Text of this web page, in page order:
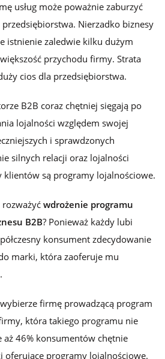
usług może poważnie zaburzyć
Nierzadko biznesy
istnienie zaledwie kilku dużym
przychodu firmy. Strata
cios dla przedsiębiorstwa.
B2B coraz chętniej sięgają po
lojalności względem swojej
i sprawdzonych
silnych relacji oraz lojalności
są programy lojalnościowe.
rozważyć wdrożenie programu
B2B? Ponieważ każdy lubi
konsument zdecydowanie
marki, która zaoferuje mu
firmę prowadzącą program
która takiego programu nie
aż 46% konsumentów chętnie
oferujące programy lojalnościowe.